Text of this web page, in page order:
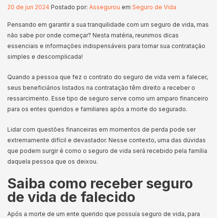
20 de jun 2024 Postado por: Assegurou em Seguro de Vida
Pensando em garantir a sua tranquilidade com um seguro de vida, mas
não sabe por onde começar? Nesta matéria, reunimos dicas
essenciais e informações indispensáveis para tornar sua contratação
simples e descomplicada!
Quando a pessoa que fez o contrato do seguro de vida vem a falecer,
seus beneficiários listados na contratação têm direito a receber o
ressarcimento. Esse tipo de seguro serve como um amparo financeiro
para os entes queridos e familiares após a morte do segurado.
Lidar com questões financeiras em momentos de perda pode ser
extremamente difícil e devastador. Nesse contexto, uma das dúvidas
que podem surgir é como o seguro de vida será recebido pela família
daquela pessoa que os deixou.
Saiba como receber seguro
de vida de falecido
Após a morte de um ente querido que possuía seguro de vida, para